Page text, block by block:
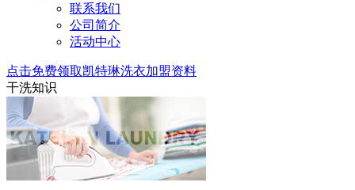
联系我们
公司简介
活动中心
点击免费领取凯特琳洗衣加盟资料
干洗知识